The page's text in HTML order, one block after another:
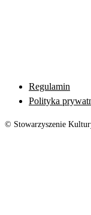
Regulamin
Polityka
© Stowarzyszenie